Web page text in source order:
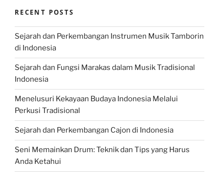
RECENT POSTS
Sejarah dan Perkembangan Instrumen Musik Tamborin
di Indonesia
Sejarah dan Fungsi Marakas dalam Musik Tradisional
Indonesia
Menelusuri Kekayaan Budaya Indonesia Melalui
Perkusi Tradisional
Sejarah dan Perkembangan Cajon di Indonesia
Seni Memainkan Drum: Teknik dan Tips yang Harus
Anda Ketahui